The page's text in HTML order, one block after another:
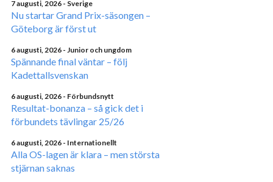
7 augusti, 2026 - Sverige
Nu startar Grand Prix-säsongen –
Göteborg är först ut
6 augusti, 2026 - Junior och ungdom
Spännande final väntar – följ
Kadettallsvenskan
6 augusti, 2026 - Förbundsnytt
Resultat-bonanza – så gick det i
förbundets tävlingar 25/26
6 augusti, 2026 - Internationellt
Alla OS-lagen är klara – men största
stjärnan saknas